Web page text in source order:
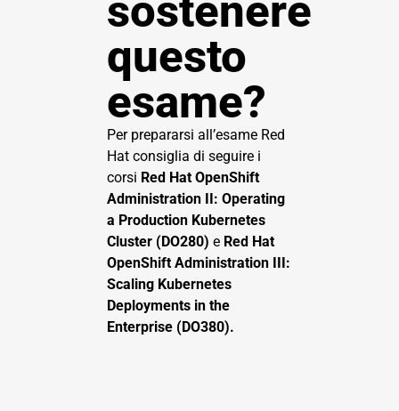
sostenere
questo
esame?
Per prepararsi all’esame Red
Hat consiglia di seguire i
corsi Red Hat OpenShift
Administration II: Operating
a Production Kubernetes
Cluster (DO280) e Red Hat
OpenShift Administration III:
Scaling Kubernetes
Deployments in the
Enterprise (DO380).